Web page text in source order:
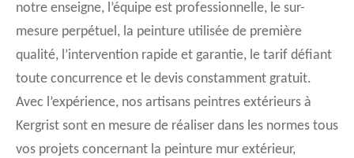
notre enseigne, l’équipe est professionnelle, le sur-
mesure perpétuel, la peinture utilisée de première
qualité, l’intervention rapide et garantie, le tarif défiant
toute concurrence et le devis constamment gratuit.
Avec l’expérience, nos artisans peintres extérieurs à
Kergrist sont en mesure de réaliser dans les normes tous
vos projets concernant la peinture mur extérieur,